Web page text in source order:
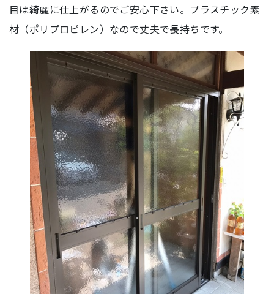
目は綺麗に仕上がるのでご安心下さい。プラスチック素
材（ポリプロピレン）なので丈夫で長持ちです。